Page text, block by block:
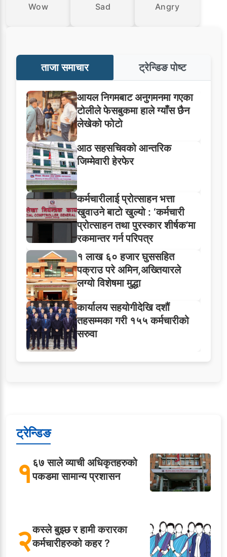
Wow Sad Angry
ताजा समाचार ट्रेन्डिङ पोष्ट
आयल निगमबाट अनुगमनमा गएका
टोलीले फेसबुकमा हाले ग्याँस छैन
लेखेको फोटो
आठ सहसचिवको आन्तरिक
जिम्मेवारी हेरफेर
कर्मचारीलाई प्रोत्साहन भत्ता
खुवाउने बाटो खुल्यो : ‘कर्मचारी
प्रोत्साहन तथा पुरस्कार शीर्षक’मा
रकमान्तर गर्न परिपत्र
१ लाख ६० हजार घुससहित
पक्राउ परे अमिन,अख्तियारले
लग्यो विशेषमा मुद्धा
कार्यालय सहयोगीदेखि दशौं
तहसम्मका गरी १५५ कर्मचारीको
सरुवा
ट्रेन्डिङ
१६७ साले व्याची अधिकृतहरुको
पकडमा सामान्य प्रशासन
२कस्ले बुझ्छ र हामी करारका
कर्मचारीहरुको कहर ?